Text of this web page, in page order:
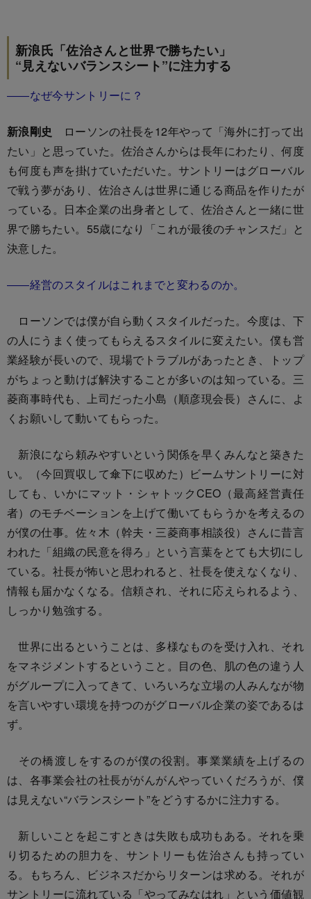
新浪氏「佐治さんと世界で勝ちたい」
“見えないバランスシート”に注力する
――なぜ今サントリーに？
新浪剛史
ローソンの社長を12年やって「海外に打って出
たい」と思っていた。佐治さんからは長年にわたり、何度
も何度も声を掛けていただいた。サントリーはグローバル
で戦う夢があり、佐治さんは世界に通じる商品を作りたが
っている。日本企業の出身者として、佐治さんと一緒に世
界で勝ちたい。55歳になり「これが最後のチャンスだ」と
決意した。
――経営のスタイルはこれまでと変わるのか。
ローソンでは僕が自ら動くスタイルだった。今度は、下
の人にうまく使ってもらえるスタイルに変えたい。僕も営
業経験が長いので、現場でトラブルがあったとき、トップ
がちょっと動けば解決することが多いのは知っている。三
菱商事時代も、上司だった小島（順彦現会長）さんに、よ
くお願いして動いてもらった。
新浪になら頼みやすいという関係を早くみんなと築きた
い。（今回買収して傘下に収めた）ビームサントリーに対
しても、いかにマット・シャトックCEO（最高経営責任
者）のモチベーションを上げて働いてもらうかを考えるの
が僕の仕事。佐々木（幹夫・三菱商事相談役）さんに昔言
われた「組織の民意を得ろ」という言葉をとても大切にし
ている。社長が怖いと思われると、社長を使えなくなり、
情報も届かなくなる。信頼され、それに応えられるよう、
しっかり勉強する。
世界に出るということは、多様なものを受け入れ、それ
をマネジメントするということ。目の色、肌の色の違う人
がグループに入ってきて、いろいろな立場の人みんなが物
を言いやすい環境を持つのがグローバル企業の姿であるは
ず。
その橋渡しをするのが僕の役割。事業業績を上げるの
は、各事業会社の社長ががんがんやっていくだろうが、僕
は見えない“バランスシート”をどうするかに注力する。
新しいことを起こすときは失敗も成功もある。それを乗
り切るための胆力を、サントリーも佐治さんも持ってい
る。もちろん、ビジネスだからリターンは求める。それが
サントリーに流れている「やってみなはれ」という価値観